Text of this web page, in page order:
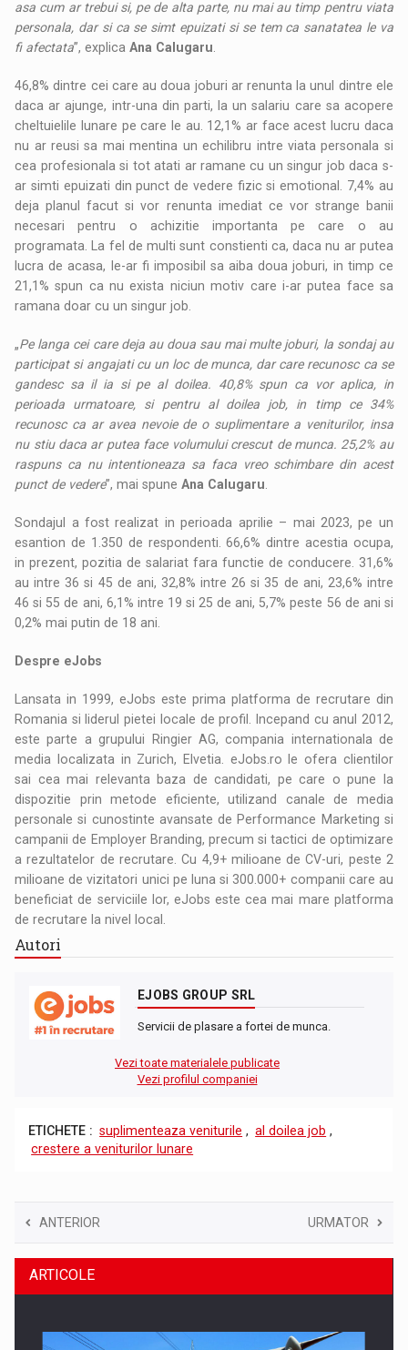
asa cum ar trebui si, pe de alta parte, nu mai au timp pentru viata
personala, dar si ca se simt epuizati si se tem ca sanatatea le va
fi afectata”, explicaAna Calugaru
46,8% dintre cei care au doua joburi ar renunta la unul dintre ele
daca ar ajunge, intr-una din parti, la un salariu care sa acopere
cheltuielile lunare pe care le au. 12,1% ar face acest lucru daca
nu ar reusi sa mai mentina un echilibru intre viata personala si
cea profesionala si tot atati ar ramane cu un singur job daca s-
ar simti epuizati din punct de vedere fizic si emotional. 7,4% au
deja planul facut si vor renunta imediat ce vor strange banii
necesari pentru o achizitie importanta pe care o au
programata. La fel de multi sunt constienti ca, daca nu ar putea
lucra de acasa, le-ar fi imposibil sa aiba doua joburi, in timp ce
21,1% spun ca nu exista niciun motiv care i-ar putea face sa
ramana doar cu un singur job.
„Pe langa cei care deja au doua sau mai multe joburi, la sondaj au
participat si angajati cu un loc de munca, dar care recunosc ca se
gandesc sa il ia si pe al doilea. 40,8% spun ca vor aplica, in
perioada urmatoare, si pentru al doilea job, in timp ce 34%
recunosc ca ar avea nevoie de o suplimentare a veniturilor, insa
nu stiu daca ar putea face volumului crescut de munca. 25,2% au
raspuns ca nu intentioneaza sa faca vreo schimbare din acest
punct de vedere”, mai spuneAna Calugaru
Sondajul a fost realizat in perioada aprilie – mai 2023, pe un
esantion de 1.350 de respondenti. 66,6% dintre acestia ocupa,
in prezent, pozitia de salariat fara functie de conducere. 31,6%
au intre 36 si 45 de ani, 32,8% intre 26 si 35 de ani, 23,6% intre
46 si 55 de ani, 6,1% intre 19 si 25 de ani, 5,7% peste 56 de ani si
0,2% mai putin de 18 ani.
Despre eJobs
Lansata in 1999, eJobs este prima platforma de recrutare din
Romania si liderul pietei locale de profil. Incepand cu anul 2012,
este parte a grupului Ringier AG, compania internationala de
media localizata in Zurich, Elvetia. eJobs.ro le ofera clientilor
sai cea mai relevanta baza de candidati, pe care o pune la
dispozitie prin metode eficiente, utilizand canale de media
personale si cunostinte avansate de Performance Marketing si
campanii de Employer Branding, precum si tactici de optimizare
a rezultatelor de recrutare. Cu 4,9+ milioane de CV-uri, peste 2
milioane de vizitatori unici pe luna si 300.000+ companii care au
beneficiat de serviciile lor, eJobs este cea mai mare platforma
de recrutare la nivel local.
Autori
EJOBS GROUP SRL
Servicii de plasare a fortei de munca.
Vezi toate materialele publicate
Vezi profilul companiei
ETICHETE : suplimenteaza veniturile , al doilea job ,
crestere a veniturilor lunare
ANTERIOR URMATOR
ARTICOLE